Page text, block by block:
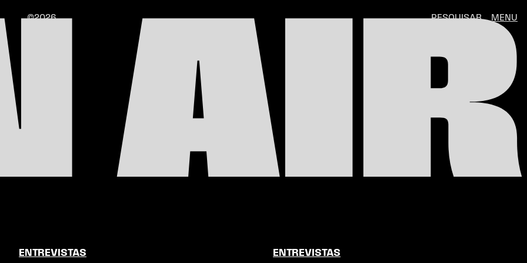
©2026 PESQUISAR MENU
AIR
ENTREVISTAS ENTREVISTAS